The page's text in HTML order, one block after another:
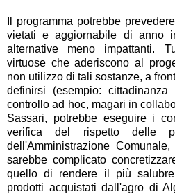
Il programma potrebbe
vietati e aggiornabile di anno
alternative meno impattanti.
virtuose che aderiscono al
non utilizzo di tali sostanze, a
definirsi (esempio:
controllo ad hoc, magari in
Sassari, potrebbe eseguire i
verifica del rispetto delle
dell'Amministrazione
sarebbe complicato
quello di rendere il più
prodotti acquistati dall'agro di